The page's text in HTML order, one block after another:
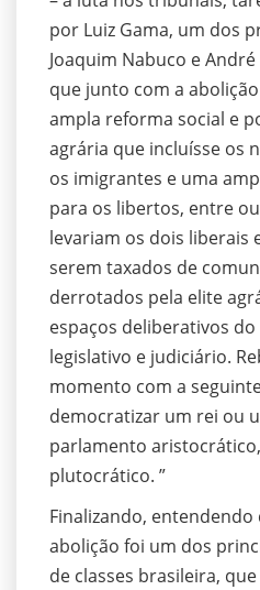
por Luiz Gama, um dos
Joaquim Nabuco e
que junto com a
ampla reforma social e
agrária que incluísse os
os imigrantes e uma
para os libertos, entre
levariam os dois liberais
serem taxados de
derrotados pela elite
espaços deliberativos
legislativo e judiciário.
momento com a
democratizar um rei ou
parlamento
plutocrático. ”
Finalizando,
abolição foi um dos
de classes brasileira,